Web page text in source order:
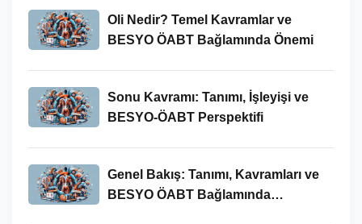
Oli Nedir? Temel Kavramlar ve
BESYO ÖABT Bağlamında Önemi
Sonu Kavramı: Tanımı, İşleyişi ve
BESYO-ÖABT Perspektifi
Genel Bakış: Tanımı, Kavramları ve
BESYO ÖABT Bağlamında